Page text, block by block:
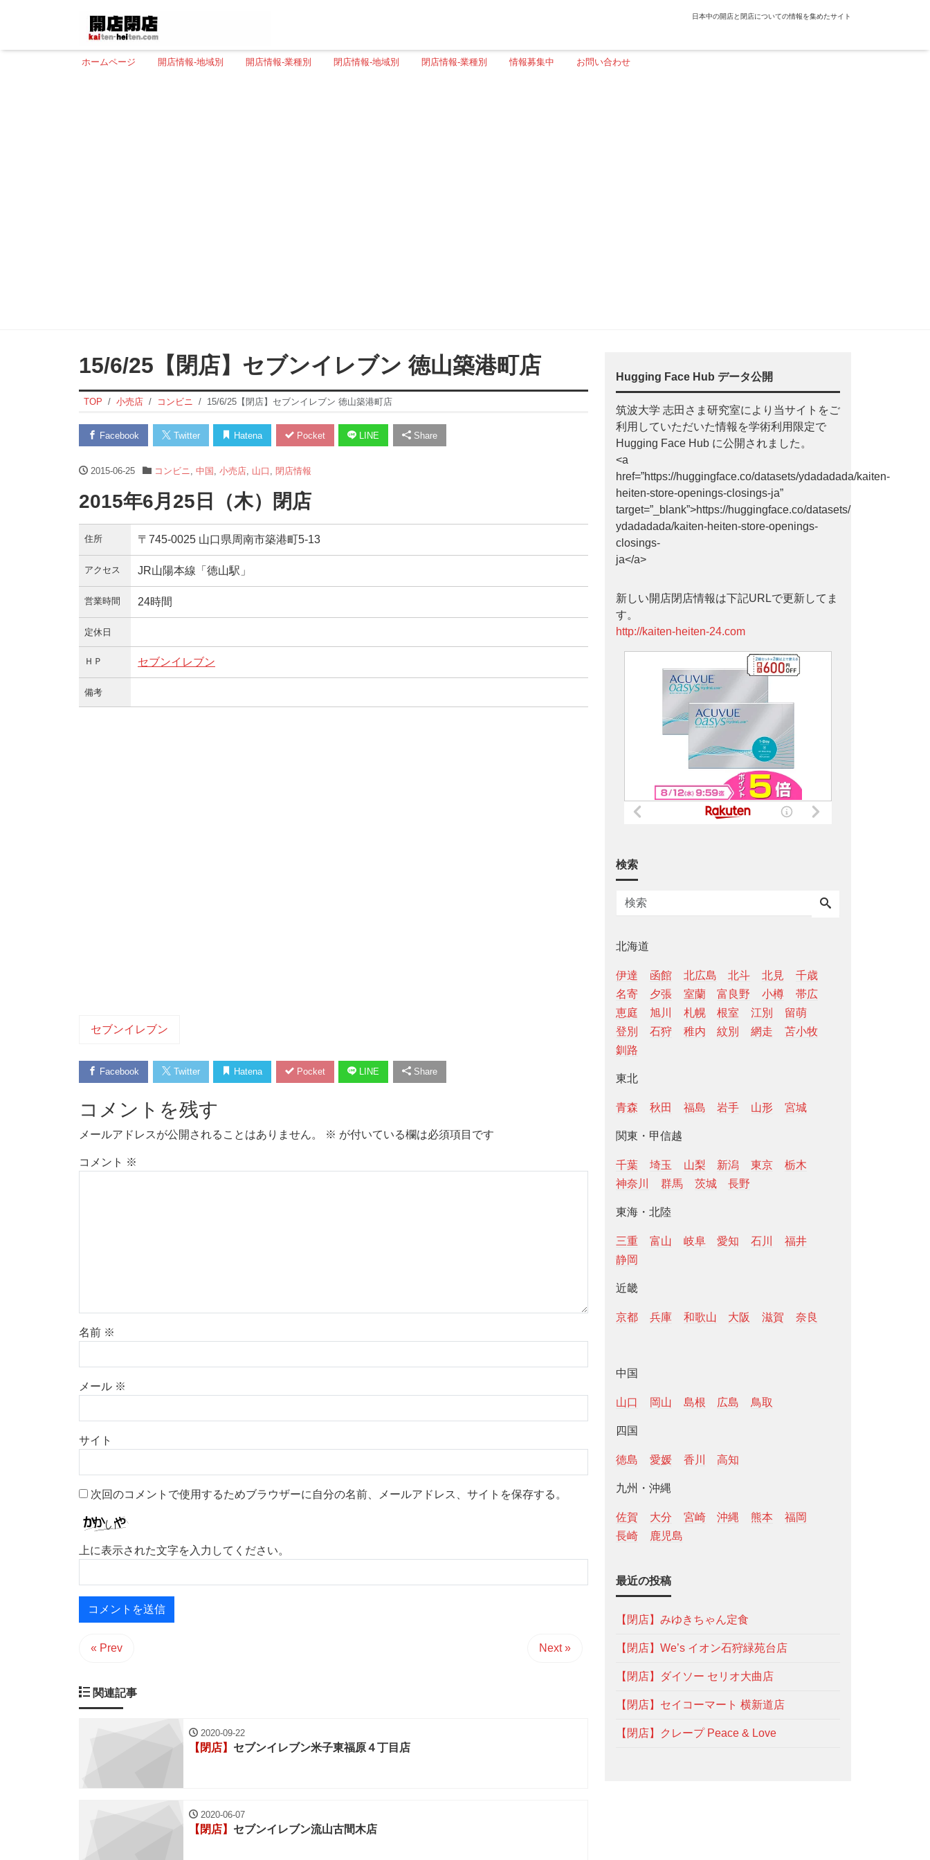
日本中の開店と閉店についての情報を集めたサイト
ホームページ 開店情報-地域別 開店情報-業種別 閉店情報-地域別 閉店情報-業種別 情報募集中 お問い合わせ
15/6/25【閉店】セブンイレブン 徳山築港町店
TOP 小売店 コンビニ 15/6/25【閉店】セブンイレブン 徳山築港町店
Facebook Twitter Hatena Pocket LINE Share
2015-06-25 コンビニ 中国 小売店, 山口 閉店情報
2015年6月25日（木）閉店
住所 〒745-0025 山口県周南市築港町5-13
アクセス JR山陽本線「徳山駅」
営業時間 24時間
定休日
ＨＰ セブンイレブン
備考
セブンイレブン
Facebook Twitter Hatena Pocket LINE Share
コメントを残す
メールアドレスが公開されることはありません。 ※ が付いている欄は必須項目です
コメント ※
名前 ※
メール ※
サイト
次回のコメントで使用するためブラウザーに自分の名前、メールアドレス、サイトを保存する。
上に表示された文字を入力してください。
« Prev Next »
関連記事
2020-09-22
【閉店】 セブンイレブン米子東福原４丁目店
2020-06-07
【閉店】 セブンイレブン流山古間木店
Hugging Face Hub データ公開
筑波大学 志田さま研究室により当サイトをご
利用していただいた情報を学術利用限定で
Hugging Face Hub に公開されました。
<a
href=”https://huggingface.co/datasets/ydadadada/kaiten-
heiten-store-openings-closings-ja”
target=”_blank”>https://huggingface.co/datasets/
ydadadada/kaiten-heiten-store-openings-
closings-
ja</a>
新しい開店閉店情報は下記URLで更新してま
す。
http://kaiten-heiten-24.com
検索
北海道
伊達 函館 北広島 北斗 北見
千歳
名寄
夕張 室蘭 富良野 小樽
帯広
恵庭
旭川 札幌 根室 江別
留萌
登別
石狩 稚内 紋別 網走
苫小牧
釧路
東北
青森 秋田 福島 岩手 山形 宮城
関東・甲信越
千葉 埼玉 山梨 新潟 東京
栃木
神奈川
群馬 茨城 長野
東海・北陸
三重 富山 岐阜 愛知 石川
福井
静岡
近畿
京都 兵庫 和歌山 大阪 滋賀 奈良
中国
山口 岡山 島根 広島 鳥取
四国
徳島 愛媛 香川 高知
九州・沖縄
佐賀 大分 宮崎 沖縄 熊本
福岡
長崎
鹿児島
最近の投稿
【閉店】みゆきちゃん定食
【閉店】We’s イオン石狩緑苑台店
【閉店】ダイソー セリオ大曲店
【閉店】セイコーマート 横新道店
【閉店】クレープ Peace & Love